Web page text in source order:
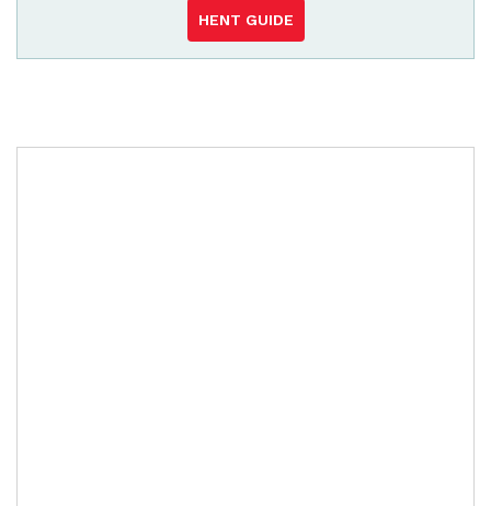
HENT GUIDE